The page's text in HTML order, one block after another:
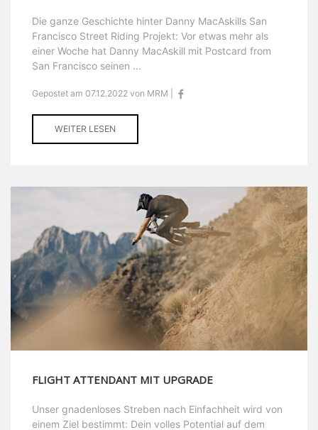
Die ganze Geschichte hinter Danny MacAskills San
Francisco Street Riding Projekt: Vor etwas mehr als
einer Woche hat Danny MacAskill mit Postcard from
San Francisco seinen ...
Gepostet am 07.12.2022 von MRM |
WEITER LESEN
FLIGHT ATTENDANT MIT UPGRADE
Unser gnadenloses Streben nach Einfachheit wird von
einem Ziel bestimmt: Dein volles Potential auf dem